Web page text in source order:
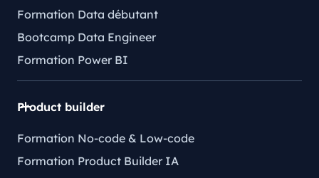
Formation Data débutant
Bootcamp Data Engineer
Formation Power BI
Product builder
Formation No-code & Low-code
Formation Product Builder IA